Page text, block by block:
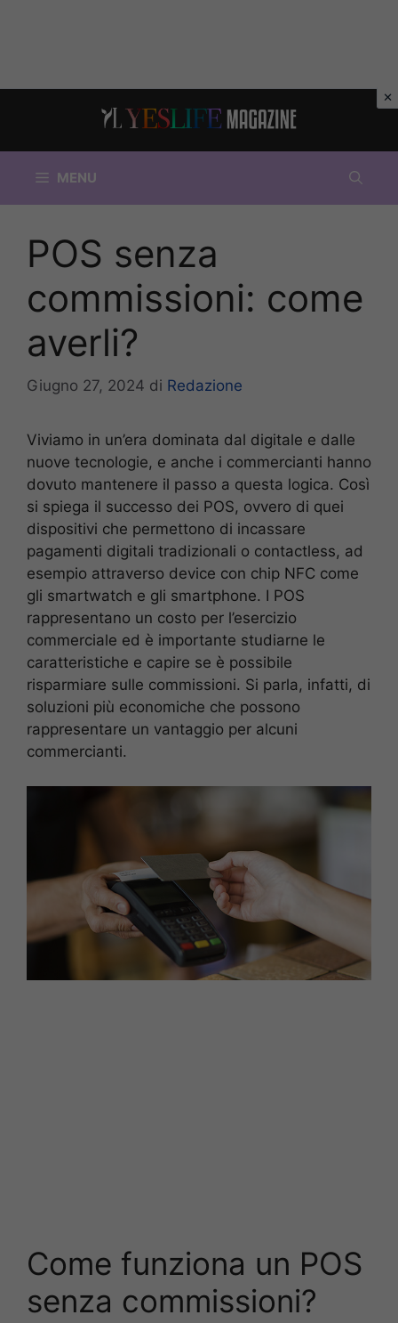
MENU
POS senza
commissioni: come
averli?
Giugno 27, 2024 di Redazione
Viviamo in un’era dominata dal digitale e dalle
nuove tecnologie, e anche i commercianti hanno
dovuto mantenere il passo a questa logica. Così
si spiega il successo dei POS, ovvero di quei
dispositivi che permettono di incassare
pagamenti digitali tradizionali o contactless, ad
esempio attraverso device con chip NFC come
gli smartwatch e gli smartphone. I POS
rappresentano un costo per l’esercizio
commerciale ed è importante studiarne le
caratteristiche e capire se è possibile
risparmiare sulle commissioni. Si parla, infatti, di
soluzioni più economiche che possono
rappresentare un vantaggio per alcuni
commercianti.
Come funziona un POS
senza commissioni?